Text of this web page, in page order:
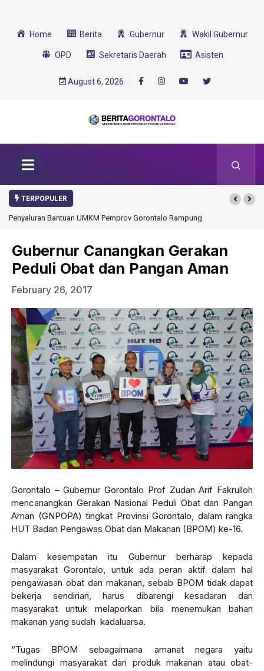
Home Berita Gubernur Wakil Gubernur
OPD Sekretaris Daerah Asisten
August 6, 2026
TERPOPULER
Bantuan UMKM Pemprov Gorontalo RampungGorontalo Ikut Dukung
Gubernur Canangkan Gerakan
Peduli Obat dan Pangan Aman
February 26, 2017
Gorontalo – Gubernur Gorontalo Prof Zudan Arif Fakrulloh
mencanangkan Gerakan Nasional Peduli Obat dan Pangan
Aman (GNPOPA) tingkat Provinsi Gorontalo, dalam rangka
HUT Badan Pengawas Obat dan Makanan (BPOM) ke-16.
Dalam kesempatan itu Gubernur berharap kepada
masyarakat Gorontalo, untuk ada peran aktif dalam hal
pengawasan obat dan makanan, sebab BPOM tidak dapat
bekerja sendirian, harus dibarengi kesadaran dari
masyarakat untuk melaporkan bila menemukan bahan
makanan yang sudah kadaluarsa.
“Tugas BPOM sebagaimana amanat negara yaitu
melindungi masyarakat dari produk makanan atau obat-